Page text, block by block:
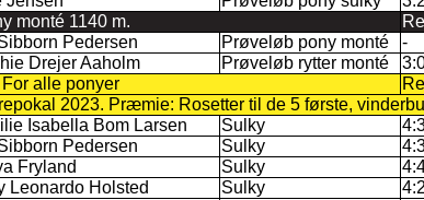
monté 1140 m.
Pedersen Prøveløb pony monté -
Drejer Aaholm Prøveløb rytter monté
alle ponyer
2023. Præmie: Rosetter til de 5 første,
Isabella Bom Larsen Sulky
Pedersen Sulky
Fryland Sulky
Leonardo Holsted Sulky